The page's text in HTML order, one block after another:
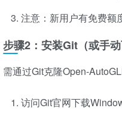
注意：新用户有免费额
步骤2：安装Git（或手
需通过Git克隆Open-
访问Git官网下载